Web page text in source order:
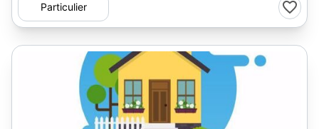
Particulier